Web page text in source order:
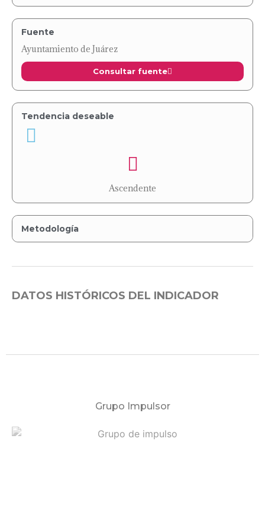
Fuente
Ayuntamiento de Juárez
Consultar fuente
Tendencia deseable
Ascendente
Metodología
DATOS HISTÓRICOS DEL INDICADOR
Grupo Impulsor